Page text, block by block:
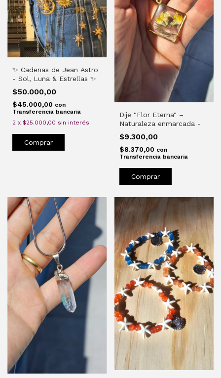
​✨ Cadenas de Jean Astro
- Sol, Luna & Estrellas ✨
$50.000,00
$45.000,00 con
Transferencia bancaria
2 x $25.000,00 sin interés
Dije "Flor Eterna" –
Naturaleza enmarcada -
$9.300,00
$8.370,00 con
Transferencia bancaria
Comprar